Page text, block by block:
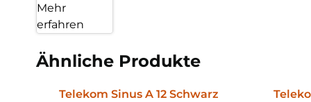
Mehr
erfahren
Ähnliche Produkte
Telekom Sinus A 12 Schwarz